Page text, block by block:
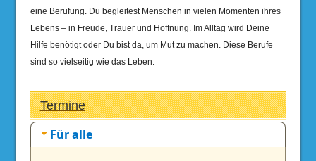
eine Berufung. Du begleitest Menschen in vielen Momenten ihres
Lebens – in Freude, Trauer und Hoffnung. Im Alltag wird Deine
Hilfe benötigt oder Du bist da, um Mut zu machen. Diese Berufe
sind so vielseitig wie das Leben.
Termine
Für alle